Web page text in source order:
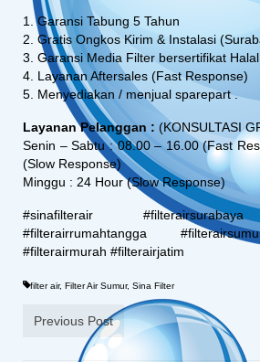
1. Garansi Tabung 5 Tahun
2. Gratis Ongkos Kirim & Instalasi
3. Garansi Media Filter bersertifikat Halal
4. Layanan Aftersales (Fast Response)
5. Menyediakan / menjual sparepart .
Layanan Pelanggan : (KONSULTASI
Senin – Sabtu : 08.00 – 16.00 (Fast
(Slow Response)
Minggu : 24 Hour (Slow Response)
#sinafilterair
#filterairrumahtangga
#filterairmurah #filterairjatim
filter air, Filter Air Sumur, Sina Filter
Previous Post